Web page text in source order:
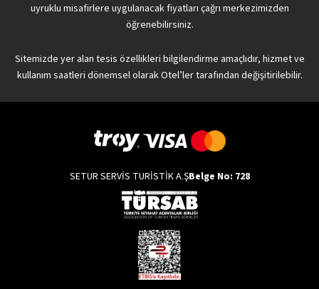
uyruklu misafirlere uygulanacak fiyatları çağrı merkezimizden
öğrenebilirsiniz.
Sitemizde yer alan tesis özellikleri bilgilendirme amaçlıdır, hizmet ve
kullanım saatleri dönemsel olarak Otel’ler tarafından değişitirilebilir.
SETUR SERVİS TURİSTİK A.ŞBelge No: 728